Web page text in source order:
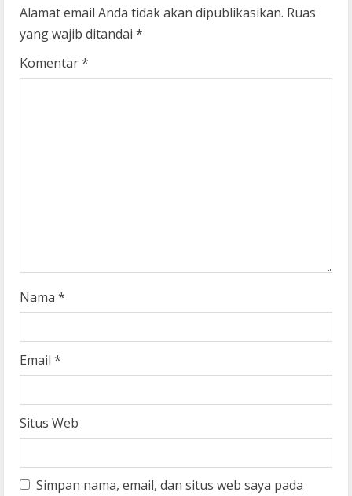
e
R
e
Alamat email Anda tidak akan dipublikasikan. Ruas
yang wajib ditandai *
Komentar*
Nama *
Email *
Situs Web
Simpan nama, email, dan situs web saya pada